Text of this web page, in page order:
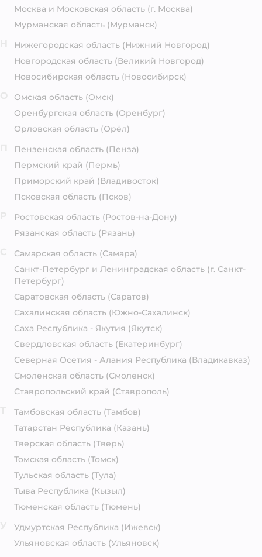
Москва и Московская область (г. Москва)
Мурманская область (Мурманск)
Нижегородская область (Нижний Новгород)
Новгородская область (Великий Новгород)
Новосибирская область (Новосибирск)
Омская область (Омск)
Оренбургская область (Оренбург)
Орловская область (Орёл)
Пензенская область (Пенза)
Пермский край (Пермь)
Приморский край (Владивосток)
Псковская область (Псков)
Ростовская область (Ростов-на-Дону)
Рязанская область (Рязань)
Самарская область (Самара)
Санкт-Петербург и Ленинградская область (г. Санкт-
Петербург)
Саратовская область (Саратов)
Сахалинская область (Южно-Сахалинск)
Саха Республика - Якутия (Якутск)
Свердловская область (Екатеринбург)
Северная Осетия - Алания Республика (Владикавказ)
Смоленская область (Смоленск)
Ставропольский край (Ставрополь)
Тамбовская область (Тамбов)
Татарстан Республика (Казань)
Тверская область (Тверь)
Томская область (Томск)
Тульская область (Тула)
Тыва Республика (Кызыл)
Тюменская область (Тюмень)
Удмуртская Республика (Ижевск)
Ульяновская область (Ульяновск)